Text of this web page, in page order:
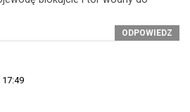
ODPOWIEDZ